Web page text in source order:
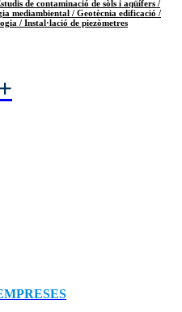
de contaminació de sòls i aqüífers /
mediambiental / Geotècnia edificació /
/ Instal·lació de piezòmetres